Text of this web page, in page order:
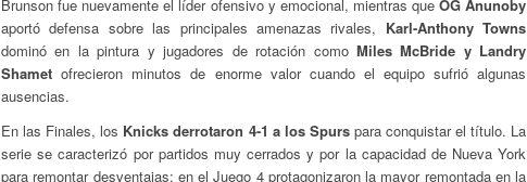
Brunson fue nuevamente el líder ofensivo y emocional, mientras queOG Anunoby
aportó defensa sobre las principales amenazas rivales, Karl-Anthony Towns
dominó en la pintura y jugadores de rotación como Miles McBride y Landry
Shamet ofrecieron minutos de enorme valor cuando el equipo sufrió algunas
ausencias.
En las Finales, los Knicks derrotaron 4-1 a los Spurspara conquistar el título. La
serie se caracterizó por partidos muy cerrados y por la capacidad de Nueva York
para remontar desventajas: en el Juego 4 protagonizaron la mayor remontada en la